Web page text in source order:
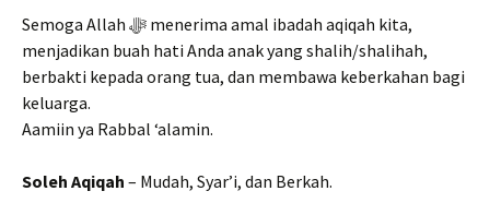
Semoga Allah ﷻ menerima amal ibadah aqiqah kita,
menjadikan buah hati Anda anak yang shalih/shalihah,
berbakti kepada orang tua, dan membawa keberkahan bagi
keluarga.
Aamiin ya Rabbal ‘alamin.
Soleh Aqiqah – Mudah, Syar’i, dan Berkah.